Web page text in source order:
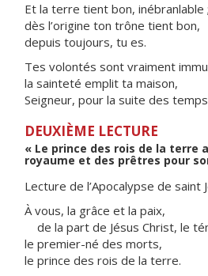
Et la terre tient bon, inébranlable ;
dès l’origine ton trône tient bon,
depuis toujours, tu es.
Tes volontés sont vraiment
la sainteté emplit ta maison,
Seigneur, pour la suite des
DEUXIÈME LECTURE
« Le prince des rois de la terre
royaume et des prêtres pour
Lecture de l’Apocalypse de saint
À vous, la grâce et la paix,
de la part de Jésus Christ, le
le premier-né des morts,
le prince des rois de la terre.